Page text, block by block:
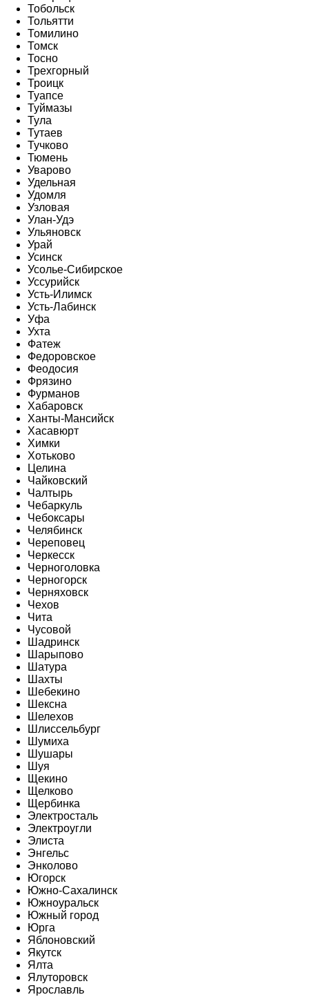
Тобольск
Тольятти
Томилино
Томск
Тосно
Трехгорный
Троицк
Туапсе
Туймазы
Тула
Тутаев
Тучково
Тюмень
Уварово
Удельная
Удомля
Узловая
Улан-Удэ
Ульяновск
Урай
Усинск
Усолье-Сибирское
Уссурийск
Усть-Илимск
Усть-Лабинск
Уфа
Ухта
Фатеж
Федоровское
Феодосия
Фрязино
Фурманов
Хабаровск
Ханты-Мансийск
Хасавюрт
Химки
Хотьково
Целина
Чайковский
Чалтырь
Чебаркуль
Чебоксары
Челябинск
Череповец
Черкесск
Черноголовка
Черногорск
Черняховск
Чехов
Чита
Чусовой
Шадринск
Шарыпово
Шатура
Шахты
Шебекино
Шексна
Шелехов
Шлиссельбург
Шумиха
Шушары
Шуя
Щекино
Щелково
Щербинка
Электросталь
Электроугли
Элиста
Энгельс
Энколово
Югорск
Южно-Сахалинск
Южноуральск
Южный город
Юрга
Яблоновский
Якутск
Ялта
Ялуторовск
Ярославль